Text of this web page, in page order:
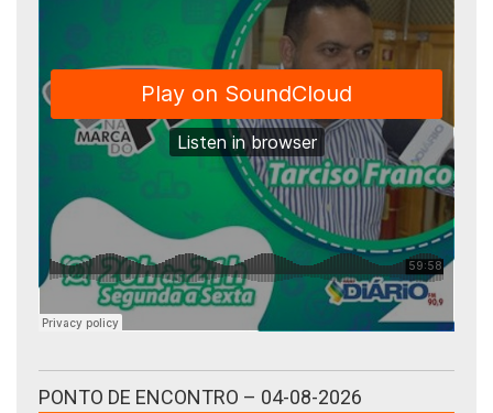
PONTO DE ENCONTRO – 04-08-2026